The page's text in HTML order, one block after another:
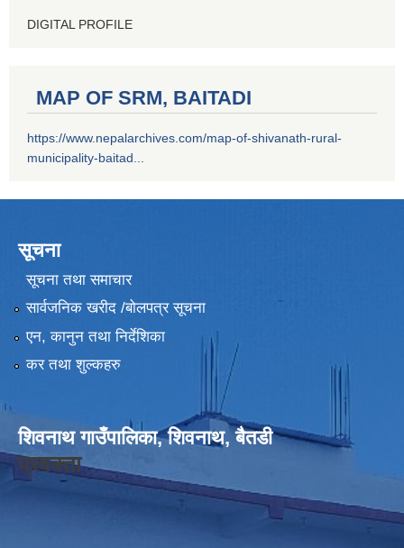
DIGITAL PROFILE
MAP OF SRM, BAITADI
https://www.nepalarchives.com/map-of-shivanath-rural-
municipality-baitad...
सूचना
सूचना तथा समाचार
सार्वजनिक खरीद /बोलपत्र सूचना
एन, कानुन तथा निर्देशिका
कर तथा शुल्कहरु
शिवनाथ गाउँपालिका, शिवनाथ, बैतडी
प्रवक्ता